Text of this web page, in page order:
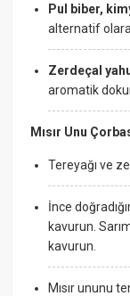
Pul biber,
alternatif
Zerdeçal
aromatik
Mısır Unu
Tereyağı ve
İnce
kavurun.
kavurun.
Mısır ununu